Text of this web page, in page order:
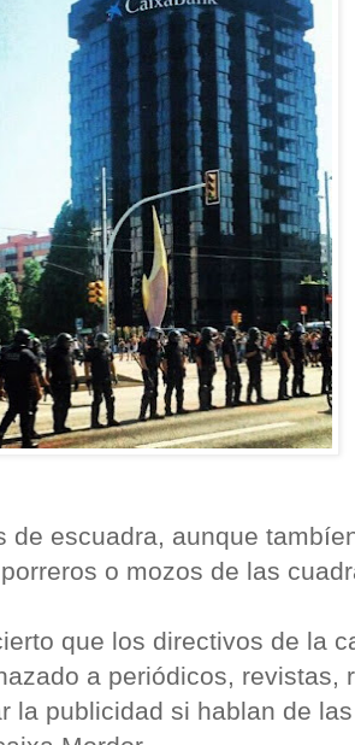
de escuadra, aunque
o mozos de las
que los directivos de la
a periódicos, revistas,
la publicidad si hablan de